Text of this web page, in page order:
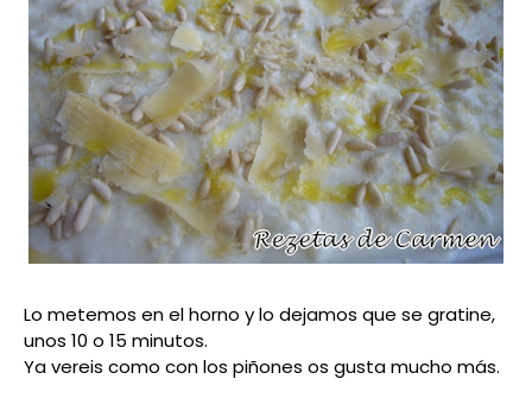
Lo metemos en el horno y lo dejamos que se gratine,
unos 10 o 15 minutos.
Ya vereis como con los piñones os gusta mucho más.